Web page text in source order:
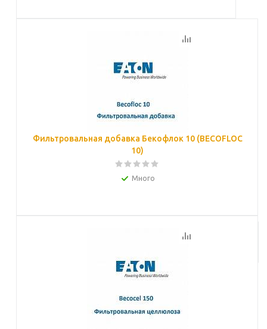
Фильтровальная добавка Бекофлок 10 (BECOFLOC
10)
Много